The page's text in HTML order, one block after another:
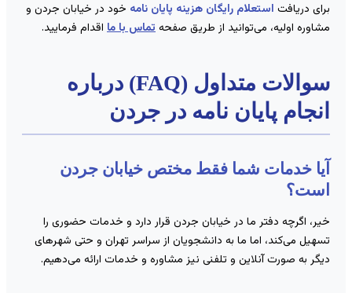
دریافتاستعلام رایگان هزینه پایان نامهخود در خیابان جردن و
اولیه، می‌توانید از طریق صفحهتماس با مااقدام فرمایید.
سوالات متداول (FAQ) درباره
پایان نامه در جردن
خدمات شما فقط مختص خیابان جردن
اگرچه دفتر ما در خیابان جردن قرار دارد و خدمات حضوری را
می‌کند، اما ما به دانشجویان از سراسر تهران و حتی شهرهای
به صورت آنلاین و تلفنی نیز مشاوره و خدمات ارائه می‌دهیم.